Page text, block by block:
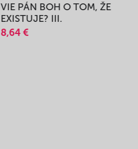
VIE PÁN BOH O TOM, ŽE
EXISTUJE? III.
8,64 €